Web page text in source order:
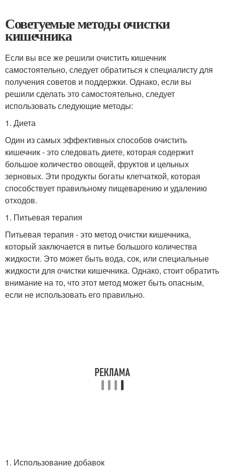
Советуемые методы очистки
кишечника
Если вы все же решили очистить кишечник
самостоятельно, следует обратиться к специалисту для
получения советов и поддержки. Однако, если вы
решили сделать это самостоятельно, следует
использовать следующие методы:
1. Диета
Один из самых эффективных способов очистить
кишечник - это следовать диете, которая содержит
большое количество овощей, фруктов и цельных
зерновых. Эти продукты богаты клетчаткой, которая
способствует правильному пищеварению и удалению
отходов.
1. Питьевая терапия
Питьевая терапия - это метод очистки кишечника,
который заключается в питье большого количества
жидкости. Это может быть вода, сок, или специальные
жидкости для очистки кишечника. Однако, стоит обратить
внимание на то, что этот метод может быть опасным,
если не использовать его правильно.
1. Использование добавок